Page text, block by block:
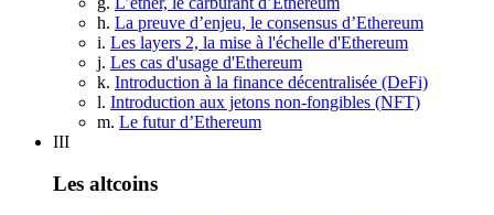
h. La preuve d’enjeu, le consensus d’Ethereum
i. Les layers 2, la mise à l'échelle d'Ethereum
j. Les cas d'usage d'Ethereum
k. Introduction à la finance décentralisée (DeFi)
l. Introduction aux jetons non-fongibles (NFT)
m. Le futur d’Ethereum
III
Les altcoins